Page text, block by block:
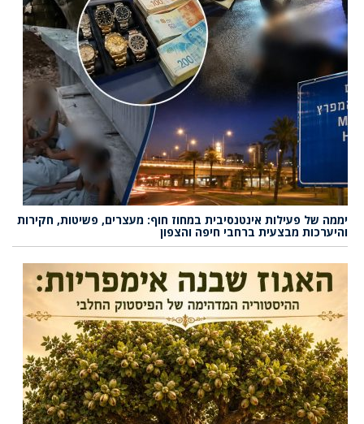
יממה של פעילות אינטנסיבית במחוז חוף: מעצרים, פשיטות, חקירות
והיערכות מבצעית ברחבי חיפה והצפון